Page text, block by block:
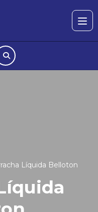
Líquida Belloton